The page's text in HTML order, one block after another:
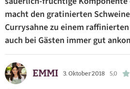
macht den gratinierten
Currysahne zu einem
auch bei Gästen immer gut
EMMI 3. Oktober 2018 5,0